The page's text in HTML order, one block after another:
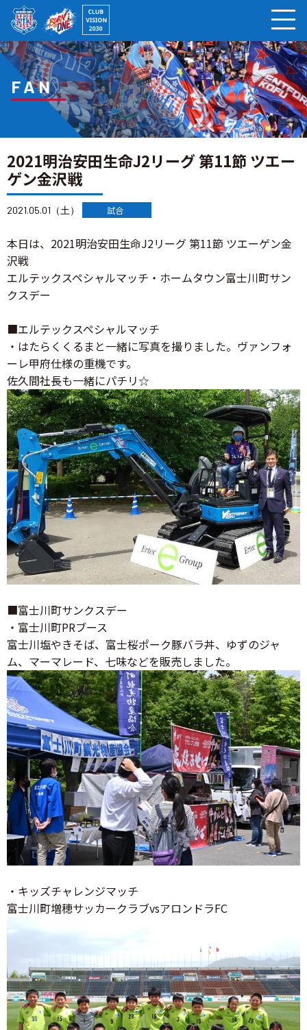
FAN
2021明治安田生命J2リーグ 第11節 ツエー
ゲン金沢戦
2021.05.01（土） 試合
本日は、2021明治安田生命J2リーグ 第11節 ツエーゲン金
沢戦
エルテックスペシャルマッチ・ホームタウン富士川町サン
クスデー
■エルテックスペシャルマッチ
・はたらくくるまと一緒に写真を撮りました。ヴァンフォ
ーレ甲府仕様の重機です。
佐久間社長も一緒にパチリ☆
■富士川町サンクスデー
・富士川町PRブース
富士川塩やきそば、富士桜ポーク豚バラ丼、ゆずのジャ
ム、マーマレード、七味などを販売しました。
・キッズチャレンジマッチ
富士川町増穂サッカークラブvsアロンドラFC